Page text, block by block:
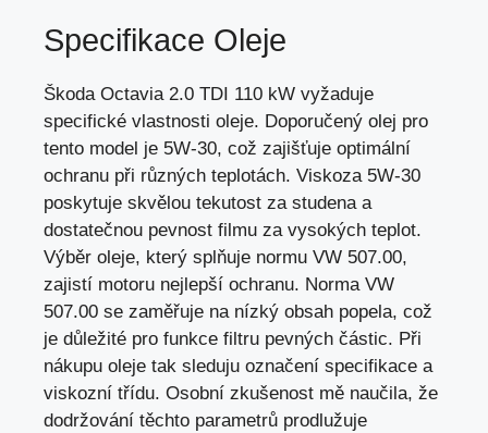
Specifikace Oleje
Škoda Octavia 2.0 TDI 110 kW vyžaduje
specifické vlastnosti oleje. Doporučený olej pro
tento model je 5W-30, což zajišťuje optimální
ochranu při různých teplotách. Viskoza 5W-30
poskytuje skvělou tekutost za studena a
dostatečnou pevnost filmu za vysokých teplot.
Výběr oleje, který splňuje normu VW 507.00,
zajistí motoru nejlepší ochranu. Norma VW
507.00 se zaměřuje na nízký obsah popela, což
je důležité pro funkce filtru pevných částic. Při
nákupu oleje tak sleduju označení specifikace a
viskozní třídu. Osobní zkušenost mě naučila, že
dodržování těchto parametrů prodlužuje